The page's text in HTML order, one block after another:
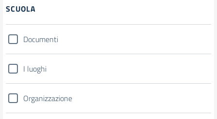
Filtri
SCUOLA
Documenti
I luoghi
Organizzazione